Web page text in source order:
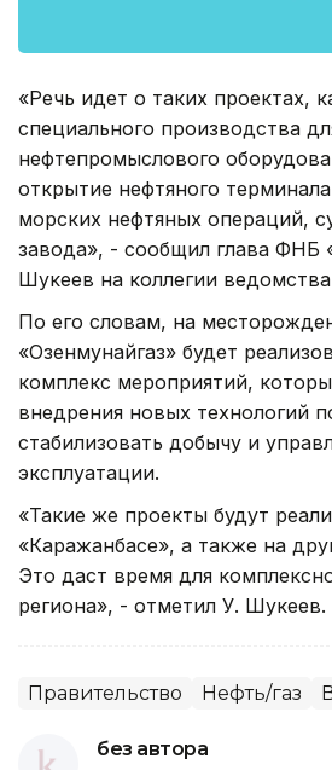
«Речь идет о таких проектах,
специального производства
нефтепромыслового
открытие нефтяного
морских нефтяных операций,
завода», - сообщил глава ФНБ
Шукеев на коллегии
По его словам, на
«Озенмунайгаз» будет
комплекс мероприятий,
внедрения новых технологий
стабилизовать добычу и
эксплуатации.
«Такие же проекты будут
«Каражанбасе», а также на
Это даст время для
региона», - отметил У. Шукеев.
Правительство Нефть/газ
без автора